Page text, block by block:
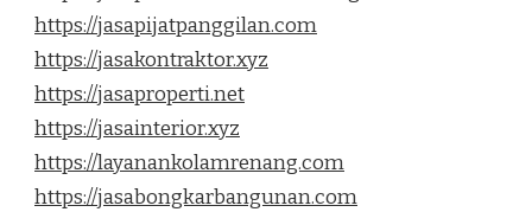
https://jasapijatpanggilan.com
https://jasakontraktor.xyz
https://jasaproperti.net
https://jasainterior.xyz
https://layanankolamrenang.com
https://jasabongkarbangunan.com